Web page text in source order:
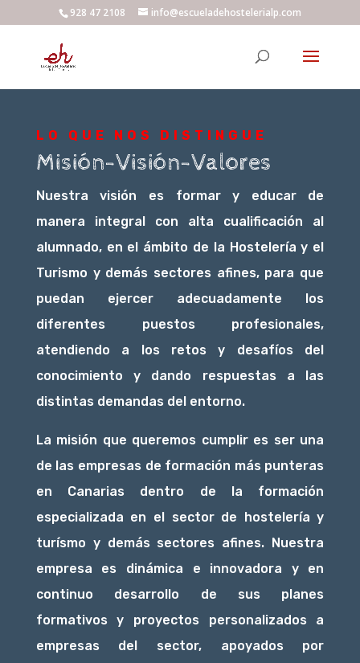
928 47 2108 info@escueladehostelerialp.com
LO QUE NOS DISTINGUE
Misión-Visión-Valores
Nuestra visión es formar y educar de
manera integral con alta cualificación al
alumnado, en el ámbito de la Hostelería y el
Turismo y demás sectores afines, para que
puedan ejercer adecuadamente los
diferentes puestos profesionales,
atendiendo a los retos y desafíos del
conocimiento y dando respuestas a las
distintas demandas del entorno.
La misión que queremos cumplir es ser una
de las empresas de formación más punteras
en Canarias dentro de la formación
especializada en el sector de hostelería y
turísmo y demás sectores afines. Nuestra
empresa es dinámica e innovadora y en
continuo desarrollo de sus planes
formativos y proyectos personalizados a
empresas del sector, apoyados por